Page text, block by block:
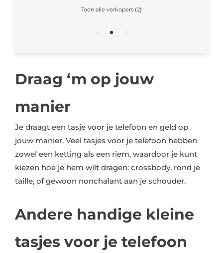
Toon alle verkopers (2)
Draag ‘m op jouw
manier
Je draagt een tasje voor je telefoon en geld op
jouw manier. Veel tasjes voor je telefoon hebben
zowel een ketting als een riem, waardoor je kunt
kiezen hoe je hem wilt dragen: crossbody, rond je
taille, of gewoon nonchalant aan je schouder.
Andere handige kleine
tasjes voor je telefoon